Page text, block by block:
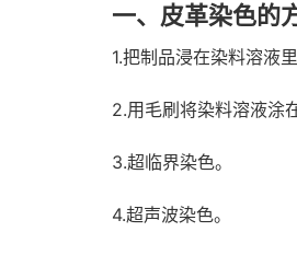
一、皮革染色的
1.把制品浸在染料溶液里
2.用毛刷将染料溶液涂
3.超临界染色。
4.超声波染色。